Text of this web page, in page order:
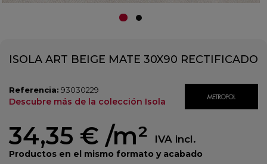
ISOLA ART BEIGE MATE 30X90 RECTIFICADO
Referencia: 93030229
Descubre más de la colección Isola
34,35 € /m² IVA incl.
Productos en el mismo formato y acabado